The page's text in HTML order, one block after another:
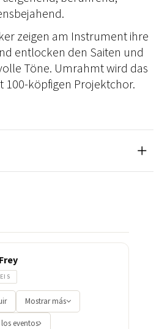
zeigen am Instrument ihre
entlocken den Saiten und
Töne. Umrahmt wird das
100-köpfigen Projektchor.
Mostrar más
eventos